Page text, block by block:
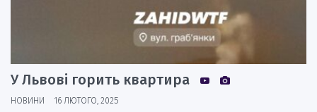
У Львові горить квартира
НОВИНИ 16 ЛЮТОГО, 2025